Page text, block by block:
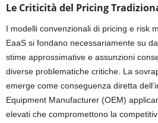
Le Criticità del Pricing
I modelli convenzionali di pricing e risk
EaaS si fondano necessariamente su
stime approssimative e assunzioni
diverse problematiche critiche. La
emerge come conseguenza diretta
Equipment Manufacturer (OEM)
elevati che compromettono la